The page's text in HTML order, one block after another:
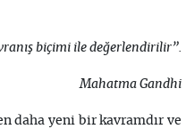
biçimi ile değerlendirilir”.
Mahatma Gandhi
daha yeni bir kavramdır ve